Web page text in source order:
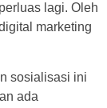
lagi. Oleh
marketing
sosialisasi ini
ada